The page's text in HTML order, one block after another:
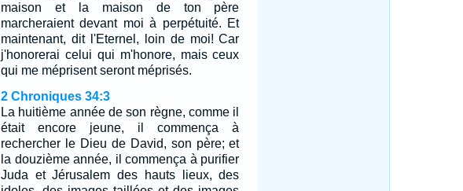
maison et la maison de ton père
marcheraient devant moi à perpétuité. Et
maintenant, dit l'Eternel, loin de moi! Car
j'honorerai celui qui m'honore, mais ceux
qui me méprisent seront méprisés.
2 Chroniques 34:3
La huitième année de son règne, comme il
était encore jeune, il commença à
rechercher le Dieu de David, son père; et
la douzième année, il commença à purifier
Juda et Jérusalem des hauts lieux, des